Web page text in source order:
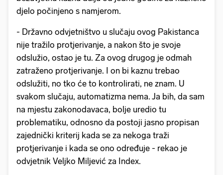
djelo počinjeno s namjerom.
- Državno odvjetništvo u slučaju ovog Pakistanca
nije tražilo protjerivanje, a nakon što je svoje
odslužio, ostao je tu. Za ovog drugog je odmah
zatraženo protjerivanje. I on bi kaznu trebao
odslužiti, no tko će to kontrolirati, ne znam. U
svakom slučaju, automatizma nema. Ja bih, da sam
na mjestu zakonodavaca, bolje uredio tu
problematiku, odnosno da postoji jasno propisan
zajednički kriterij kada se za nekoga traži
protjerivanje i kada se ono određuje - rekao je
odvjetnik Veljko Miljević za Index.